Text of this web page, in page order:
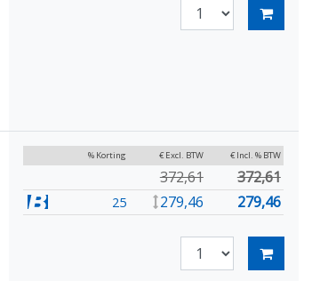
% Korting € Excl. BTW € Incl. % BTW
372,61 372,61
25 279,46 279,46